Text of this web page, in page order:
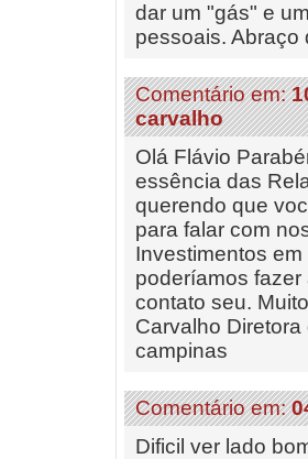
dar um "gás" e
pessoais. Abraço
Comentário em:
carvalho
Olá Flávio
essência das
querendo que
para falar com
Investimentos
poderíamos
contato seu.
Carvalho
campinas
Comentário em:
Dificil ver lado